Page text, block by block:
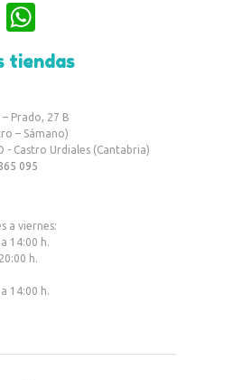
w
at
A
p
tiendas
Prado, 27 B
– Sámano)
- Castro Urdiales (Cantabria)
095
a viernes:
14:00 h.
h.
14:00 h.